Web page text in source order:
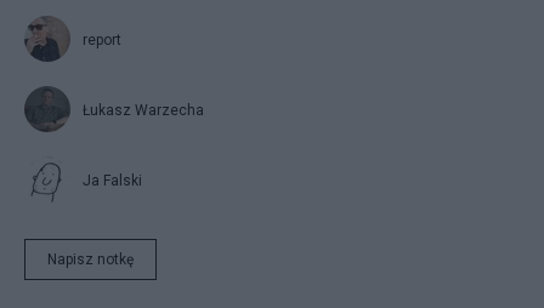
report
Łukasz Warzecha
Ja Falski
Napisz notkę